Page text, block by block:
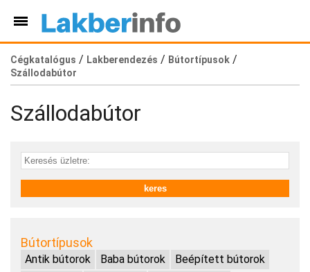
Cégkatalógus / Lakberendezés / Bútortípusok /
Szállodabútor
Szállodabútor
Bútortípusok
Antik bútorok Baba bútorok
Beépített bútorok